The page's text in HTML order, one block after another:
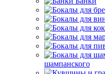
шампанского